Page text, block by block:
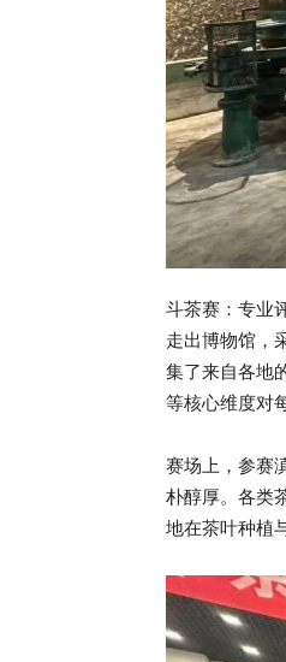
斗茶赛：专业
走出博物馆，
集了来自各地
等核心维度对
赛场上，参赛
朴醇厚。各类
地在茶叶种植